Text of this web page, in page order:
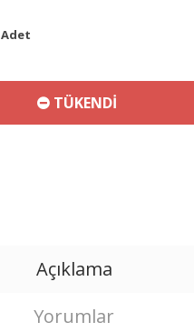
Adet
TÜKENDİ
Açıklama
Yorumlar